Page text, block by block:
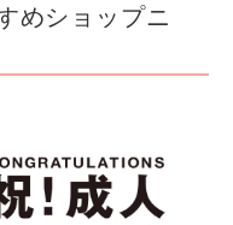
めショップニ